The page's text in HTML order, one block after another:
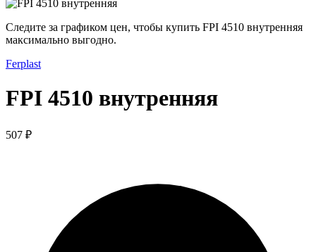
Следите за графиком цен, чтобы купить FPI 4510 внутренняя
максимально выгодно.
Ferplast
FPI 4510 внутренняя
507 ₽